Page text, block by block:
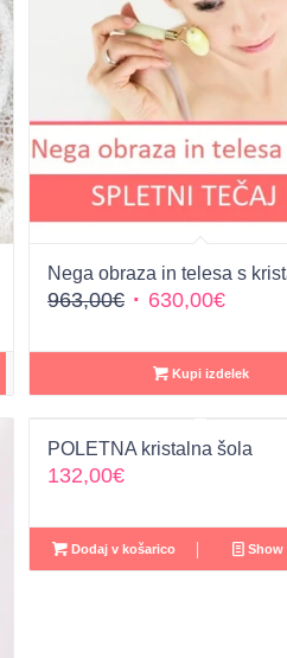
Nega obraza in telesa s
963,00€ Izvirna
je
bila:
630,00€
je:
Kupi izdelek
POLETNA kristalna šola
132,00€
Dodaj v košarico Show